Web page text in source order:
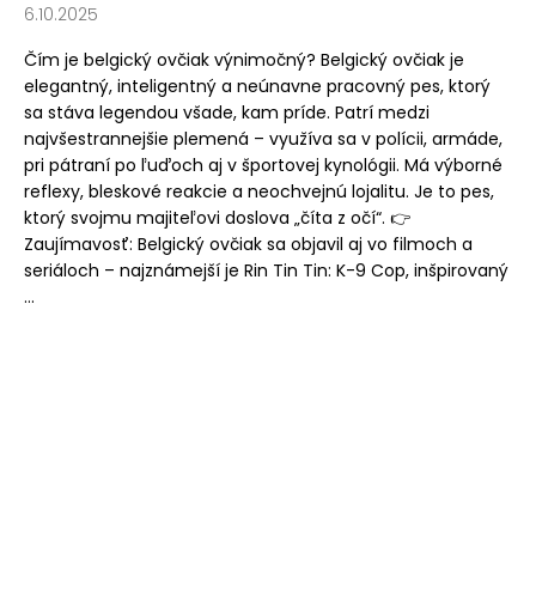
6.10.2025
Čím je belgický ovčiak výnimočný? Belgický ovčiak je
elegantný, inteligentný a neúnavne pracovný pes, ktorý
sa stáva legendou všade, kam príde. Patrí medzi
najvšestrannejšie plemená – využíva sa v polícii, armáde,
pri pátraní po ľuďoch aj v športovej kynológii. Má výborné
reflexy, bleskové reakcie a neochvejnú lojalitu. Je to pes,
ktorý svojmu majiteľovi doslova „číta z očí“. 👉
Zaujímavosť: Belgický ovčiak sa objavil aj vo filmoch a
seriáloch – najznámejší je Rin Tin Tin: K-9 Cop, inšpirovaný
...